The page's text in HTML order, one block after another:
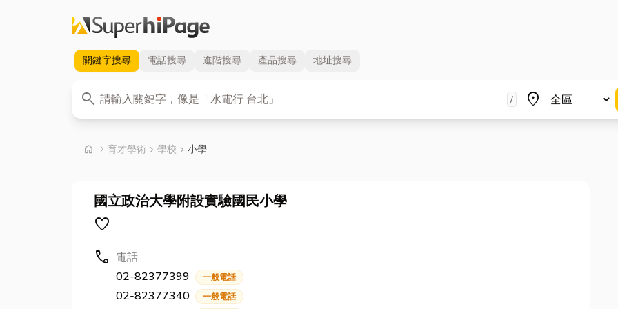
關鍵字搜尋 電話搜尋 進階搜尋 產品搜尋 地址搜尋
search
關鍵字 / place
地區
home chevron_right 首頁
育才學術 chevron_right 學校 chevron_right 小學
國立政治大學附設實驗國民小學
favorite
call 電話
02-82377399
一般電話
02-82377340 一般電話